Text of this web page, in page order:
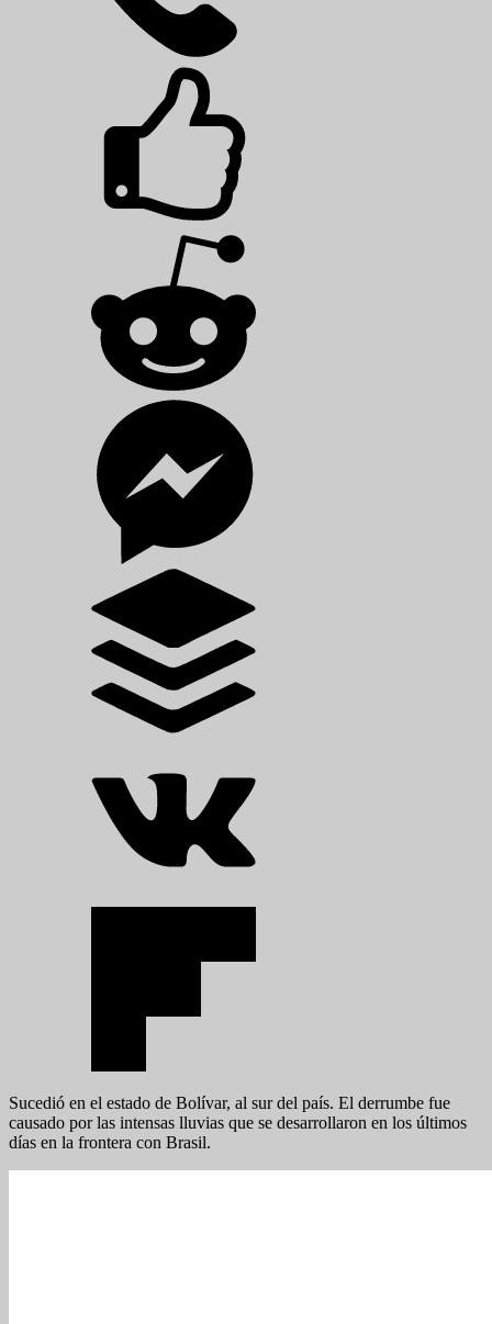
Sucedió en el estado de Bolívar, al sur del país. El derrumbe fue
causado por las intensas lluvias que se desarrollaron en los últimos
días en la frontera con Brasil.